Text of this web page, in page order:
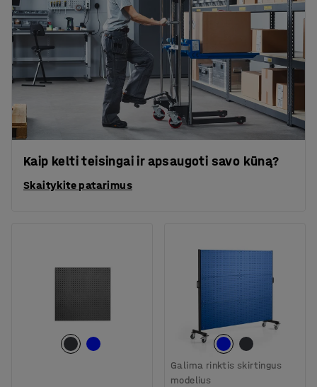
Kaip kelti teisingai ir apsaugoti savo kūną?
Skaitykite patarimus
Galima rinktis skirtingus
modelius